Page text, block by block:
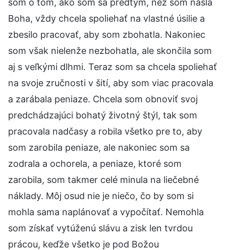
Boha, vždy chcela spoliehať na vlastné úsilie a
zbesilo pracovať, aby som zbohatla. Nakoniec
som však nielenže nezbohatla, ale skončila som
aj s veľkými dlhmi. Teraz som sa chcela spoliehať
na svoje zručnosti v šití, aby som viac pracovala
a zarábala peniaze. Chcela som obnoviť svoj
predchádzajúci bohatý životný štýl, tak som
pracovala nadčasy a robila všetko pre to, aby
som zarobila peniaze, ale nakoniec som sa
zodrala a ochorela, a peniaze, ktoré som
zarobila, som takmer celé minula na liečebné
náklady. Môj osud nie je niečo, čo by som si
mohla sama naplánovať a vypočítať. Nemohla
som získať vytúženú slávu a zisk len tvrdou
prácou, keďže všetko je pod Božou